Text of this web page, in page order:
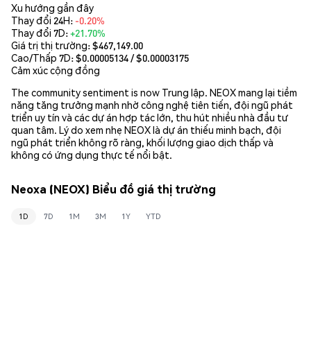
Xu hướng gần đây
Thay đổi 24H: -0.20%
Thay đổi 7D:+21.70%
Giá trị thị trường:$467,149.00
Cao/Thấp 7D: $0.00005134/ $0.00003175
Cảm xúc cộng đồng
The community sentiment is now Trung lập. NEOX mang lại tiềm
năng tăng trưởng mạnh nhờ công nghệ tiên tiến, đội ngũ phát
triển uy tín và các dự án hợp tác lớn, thu hút nhiều nhà đầu tư
quan tâm. Lý do xem nhẹ NEOX là dự án thiếu minh bạch, đội
ngũ phát triển không rõ ràng, khối lượng giao dịch thấp và
không có ứng dụng thực tế nổi bật.
Neoxa (NEOX) Biểu đồ giá thị trường
1D 7D 1M 3M 1Y YTD